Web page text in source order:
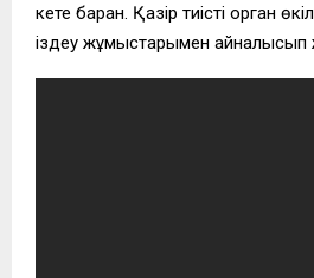
кете барған. Қазір тиісті орган
іздеу жұмыстарымен айналысып